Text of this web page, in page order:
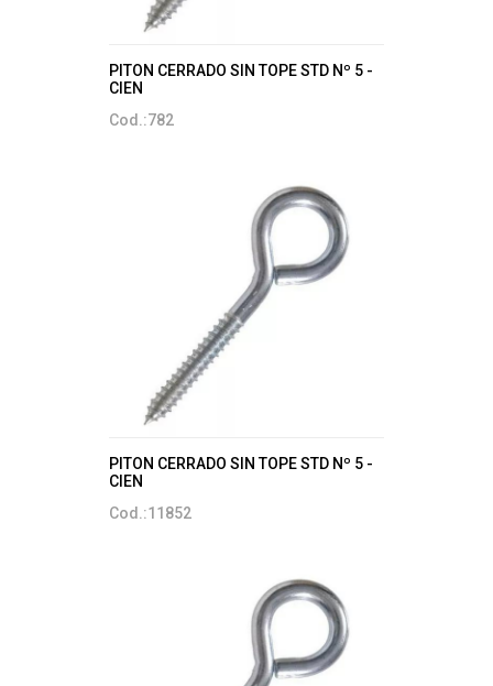
PITON CERRADO SIN TOPE STD Nº 5 -
CIEN
Cod.:782
PITON CERRADO SIN TOPE STD Nº 5 -
CIEN
Cod.:11852